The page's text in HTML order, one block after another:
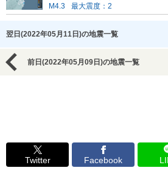
M4.3
最大震度：2
翌日(2022年05月11日)の地震一覧
前日(2022年05月09日)の地震一覧
Twitter Facebook